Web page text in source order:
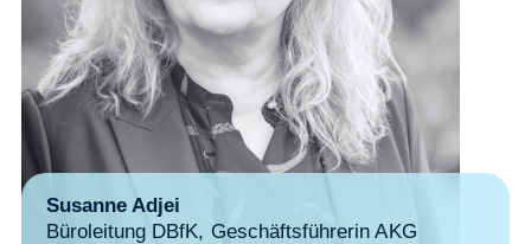
Susanne Adjei
Büroleitung DBfK, Geschäftsführerin AKG